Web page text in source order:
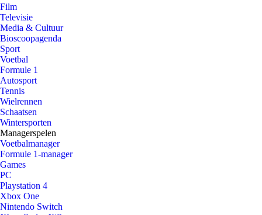
Film
Televisie
Media & Cultuur
Bioscoopagenda
Sport
Voetbal
Formule 1
Autosport
Tennis
Wielrennen
Schaatsen
Wintersporten
Managerspelen
Voetbalmanager
Formule 1-manager
Games
PC
Playstation 4
Xbox One
Nintendo Switch